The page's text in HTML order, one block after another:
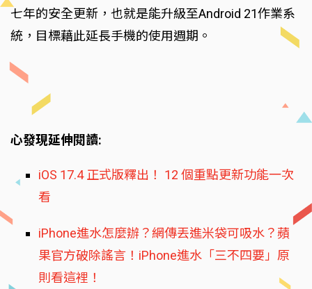
七年的安全更新，也就是能升級至Android 21作業系
統，目標藉此延長手機的使用週期。
心發現延伸閱讀:
iOS 17.4 正式版釋出！ 12 個重點更新功能一次
看
iPhone進水怎麼辦？網傳丟進米袋可吸水？蘋
果官方破除謠言！iPhone進水「三不四要」原
則看這裡！